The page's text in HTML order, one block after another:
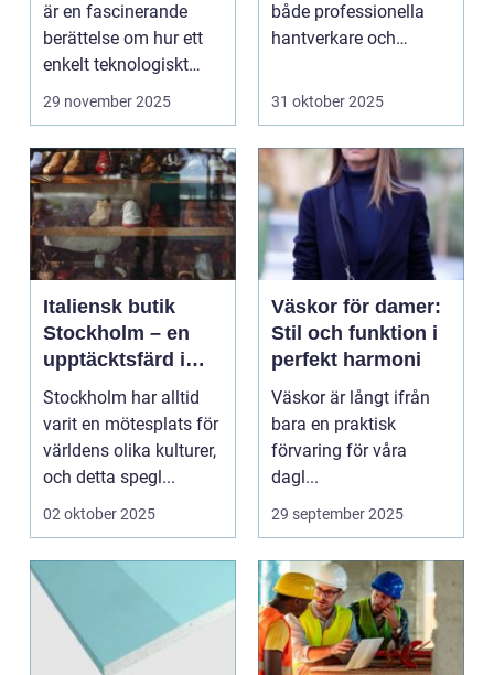
är en fascinerande
berättelse om hur ett
enkelt teknologiskt
genom...
29 november 2025
både professionella
hantverkare och
31 oktober 2025
Italiensk butik
Stockholm – en
upptäcktsfärd i
kvalitet och
hantverk
Stockholm har alltid
varit en mötesplats för
världens olika kulturer,
och detta spegl...
02 oktober 2025
Väskor för damer:
Stil och funktion i
perfekt harmoni
Väskor är långt ifrån
bara en praktisk
förvaring för våra
dagl...
29 september 2025